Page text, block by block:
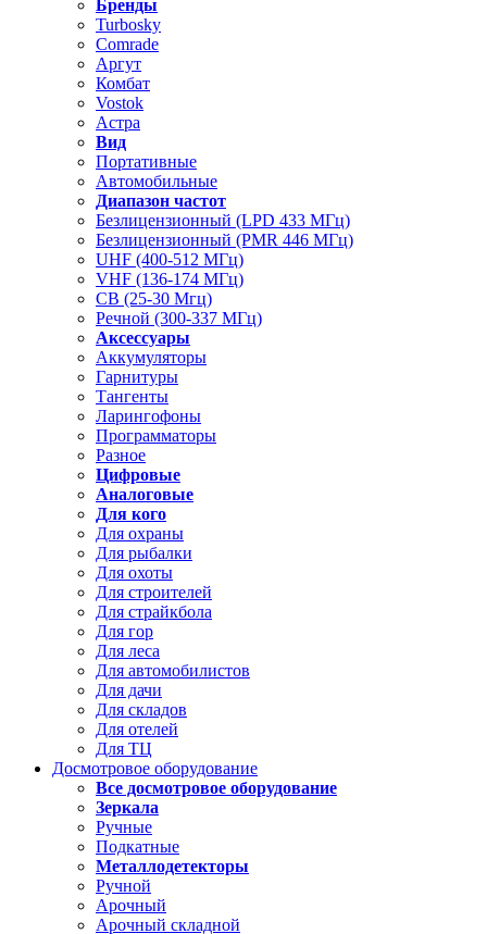
Бренды
Turbosky
Comrade
Аргут
Комбат
Vostok
Астра
Вид
Портативные
Автомобильные
Диапазон частот
Безлицензионный (LPD 433 МГц)
Безлицензионный (PMR 446 МГц)
UHF (400-512 МГц)
VHF (136-174 МГц)
CB (25-30 Мгц)
Речной (300-337 МГц)
Аксессуары
Аккумуляторы
Гарнитуры
Тангенты
Ларингофоны
Программаторы
Разное
Цифровые
Аналоговые
Для кого
Для охраны
Для рыбалки
Для охоты
Для строителей
Для страйкбола
Для гор
Для леса
Для автомобилистов
Для дачи
Для складов
Для отелей
Для ТЦ
Досмотровое оборудование
Все досмотровое оборудование
Зеркала
Ручные
Подкатные
Металлодетекторы
Ручной
Арочный
Арочный складной